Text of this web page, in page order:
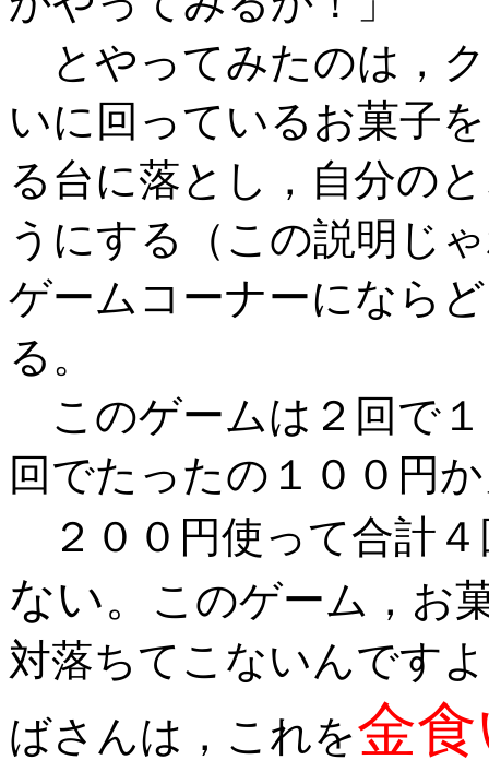
とやってみたのは，
いに回っているお菓子
る台に落とし，自分の
うにする（この説明じ
ゲームコーナーになら
る。
このゲームは２回で
回でたったの１００円
２００円使って合計
ない。
このゲーム，お
対落ちてこないんです
ばさんは，これを金